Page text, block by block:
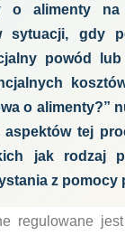
o alimenty
sytuacji, gdy
powód
o alimenty?”
tej
jak rodzaj
z
regulowane